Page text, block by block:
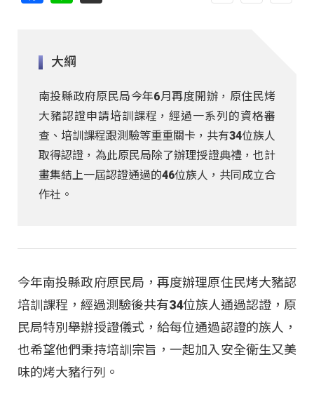
大綱
南投縣政府原民局今年6月再度開辦，原住民烤
大豬認證申請培訓課程，經過一系列的資格審
查、培訓課程跟測驗等重重關卡，共有34位族人
取得認證，為此原民局除了辦理授證典禮，也計
畫集結上一屆認證通過的46位族人，共同成立合
作社。
今年南投縣政府原民局，再度辦理原住民烤大豬認
培訓課程，經過測驗後共有34位族人通過認證，原
民局特別舉辦授證儀式，給每位通過認證的族人，
也希望他們秉持培訓宗旨，一起加入安全衛生又美
味的烤大豬行列。